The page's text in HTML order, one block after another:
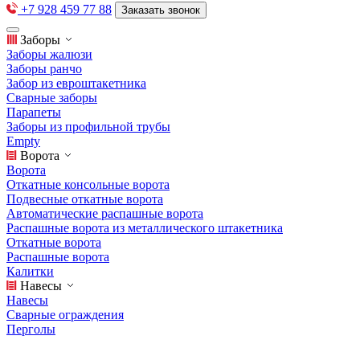
+7 928 459 77 88 Заказать звонок
Заборы
Заборы жалюзи
Заборы ранчо
Забор из евроштакетника
Сварные заборы
Парапеты
Заборы из профильной трубы
Empty
Ворота
Ворота
Откатные консольные ворота
Подвесные откатные ворота
Автоматические распашные ворота
Распашные ворота из металлического штакетника
Откатные ворота
Распашные ворота
Калитки
Навесы
Навесы
Сварные ограждения
Перголы